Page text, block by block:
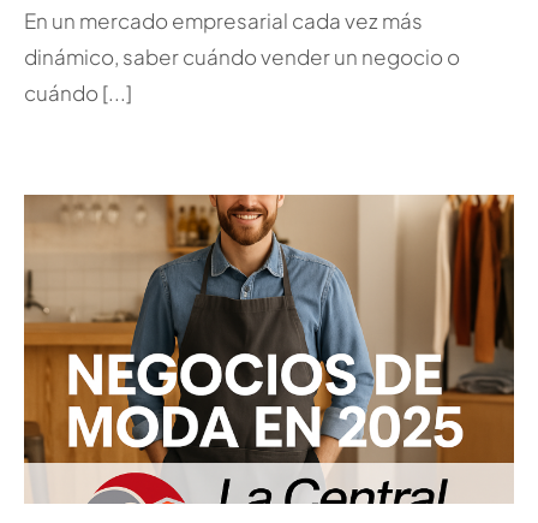
En un mercado empresarial cada vez más
dinámico, saber cuándo vender un negocio o
cuándo [...]